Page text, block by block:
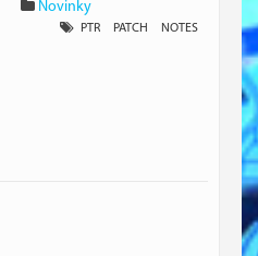
Novinky
PTR PATCH NOTES